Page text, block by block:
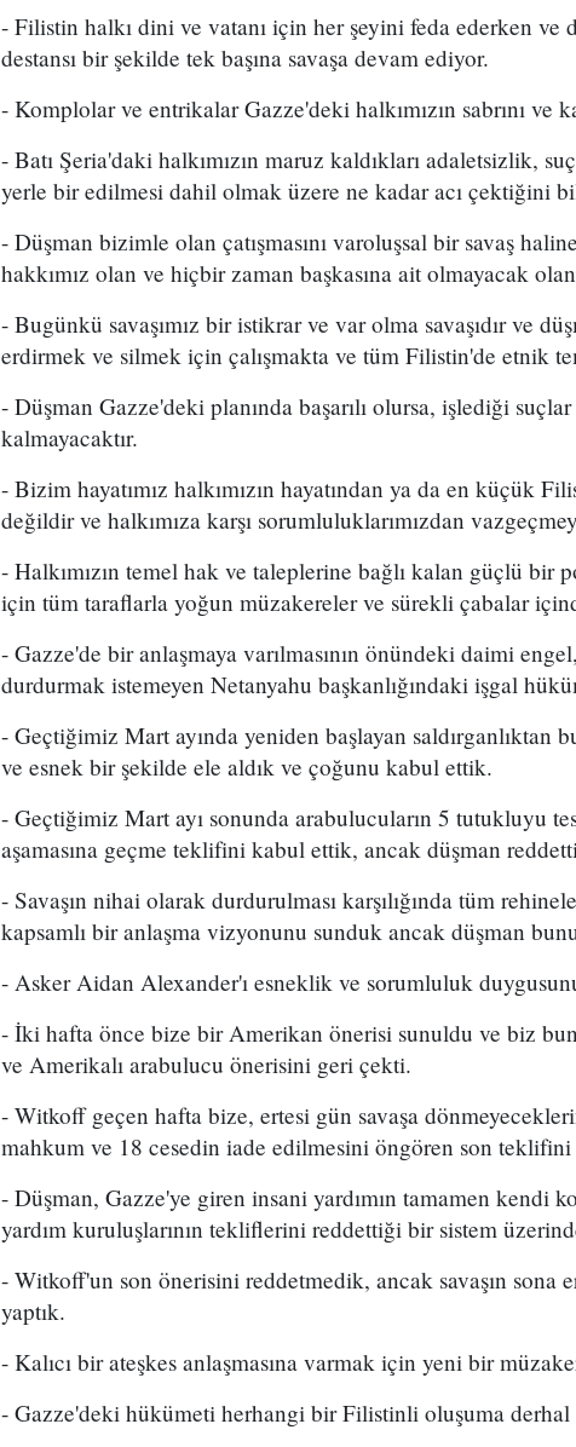
- Filistin halkı dini ve vatanı için her şeyini feda ederken ve
destansı bir şekilde tek başına savaşa devam ediyor.
- Komplolar ve entrikalar Gazze'deki halkımızın sabrını ve
- Batı Şeria'daki halkımızın maruz kaldıkları adaletsizlik,
yerle bir edilmesi dahil olmak üzere ne kadar acı çektiğini
- Düşman bizimle olan çatışmasını varoluşsal bir savaş
hakkımız olan ve hiçbir zaman başkasına ait olmayacak
- Bugünkü savaşımız bir istikrar ve var olma savaşıdır ve
erdirmek ve silmek için çalışmakta ve tüm Filistin'de etnik
- Düşman Gazze'deki planında başarılı olursa, işlediği
kalmayacaktır.
- Bizim hayatımız halkımızın hayatından ya da en küçük
değildir ve halkımıza karşı sorumluluklarımızdan
- Halkımızın temel hak ve taleplerine bağlı kalan güçlü bir
için tüm taraflarla yoğun müzakereler ve sürekli çabalar
- Gazze'de bir anlaşmaya varılmasının önündeki daimi
durdurmak istemeyen Netanyahu başkanlığındaki işgal
- Geçtiğimiz Mart ayında yeniden başlayan
ve esnek bir şekilde ele aldık ve çoğunu kabul ettik.
- Geçtiğimiz Mart ayı sonunda arabulucuların 5 tutukluyu
aşamasına geçme teklifini kabul ettik, ancak düşman
- Savaşın nihai olarak durdurulması karşılığında tüm
kapsamlı bir anlaşma vizyonunu sunduk ancak düşman
- Asker Aidan Alexander'ı esneklik ve sorumluluk
- İki hafta önce bize bir Amerikan önerisi sunuldu ve biz
ve Amerikalı arabulucu önerisini geri çekti.
- Witkoff geçen hafta bize, ertesi gün savaşa
mahkum ve 18 cesedin iade edilmesini öngören son teklifini
- Düşman, Gazze'ye giren insani yardımın tamamen kendi
yardım kuruluşlarının tekliflerini reddettiği bir sistem
- Witkoff'un son önerisini reddetmedik, ancak savaşın sona
yaptık.
- Kalıcı bir ateşkes anlaşmasına varmak için yeni bir
- Gazze'deki hükümeti herhangi bir Filistinli oluşuma derhal